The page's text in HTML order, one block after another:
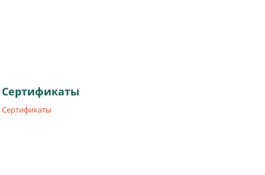
Сертификаты
Сертификаты